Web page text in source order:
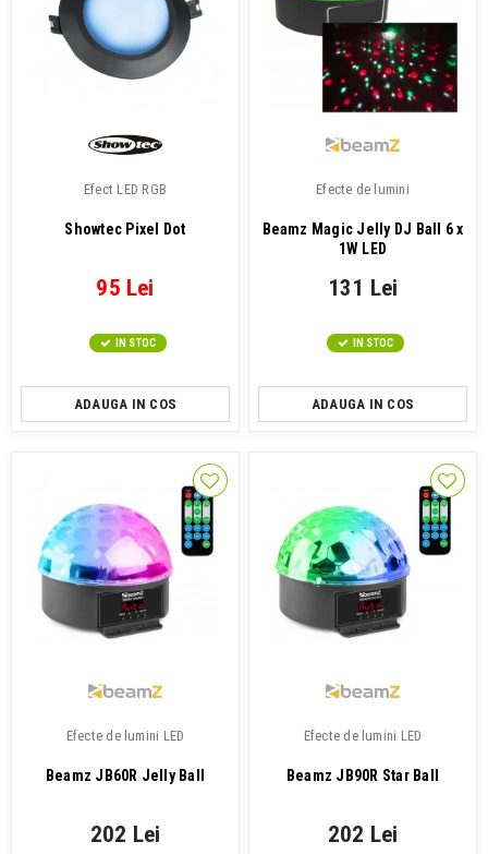
Efect LED RGB
Showtec Pixel Dot
95 Lei
IN STOC
ADAUGA IN COS
Efecte de lumini
Beamz Magic Jelly DJ Ball 6 x
1W LED
131 Lei
IN STOC
ADAUGA IN COS
Efecte de lumini LED
Beamz JB60R Jelly Ball
202 Lei
Efecte de lumini LED
Beamz JB90R Star Ball
202 Lei